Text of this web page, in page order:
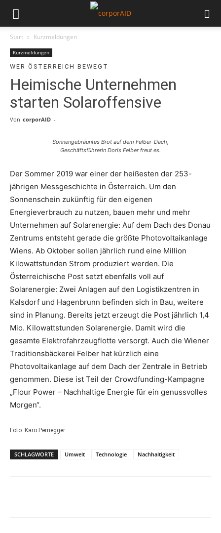
Start Kurzmeldungen
Kurzmeldungen
WER ÖSTERREICH BEWEGT
Heimische Unternehmen
starten Solaroffensive
Von corporAID -
Sonnengebräuntes Brot auf dem Felber-Dach,
Geschäftsführerin Doris Felber freut es.
Der Sommer 2019 war einer der heißesten der 253-
jährigen Messgeschichte in Österreich. Um den
Sonnenschein zukünftig für den eigenen
Energieverbrauch zu nutzen, bauen mehr und mehr
Unternehmen auf Solarenergie: Auf dem Dach des Donau
Zentrums entsteht gerade die größte Photovoltaikanlage
Wiens. Ab Oktober sollen jährlich rund eine Million
Kilowattstunden Strom produziert werden. Die
Österreichische Post setzt ebenfalls voll auf
Solarenergie: Zwei Anlagen auf den Logistikzentren in
Kalsdorf und Hagenbrunn befinden sich in Bau, weitere
sind in Planung. Bereits jetzt erzeugt die Post jährlich 1,4
Mio. Kilowattstunden Solarenergie. Damit wird die
gesamte Elektrofahrzeugflotte versorgt. Auch die Wiener
Traditionsbäckerei Felber hat kürzlich eine
Photovoltaikanlage auf dem Dach der Zentrale in Betrieb
genommen. Diese ist Teil der Crowdfunding-Kampagne
„Flour Power – Nachhaltige Energie für ein genussvolles
Morgen“.
Foto: Karo Pernegger
SCHLAGWORTE Umwelt Technologie Nachhaltigkeit